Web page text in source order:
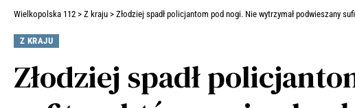
Wielkopolska 112 > Z kraju > Złodziej spadł policjantom pod nogi. Nie wytrzymał podwieszany
Z KRAJU
Złodziej spadł